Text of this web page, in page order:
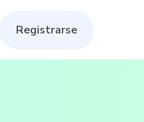
Registrarse